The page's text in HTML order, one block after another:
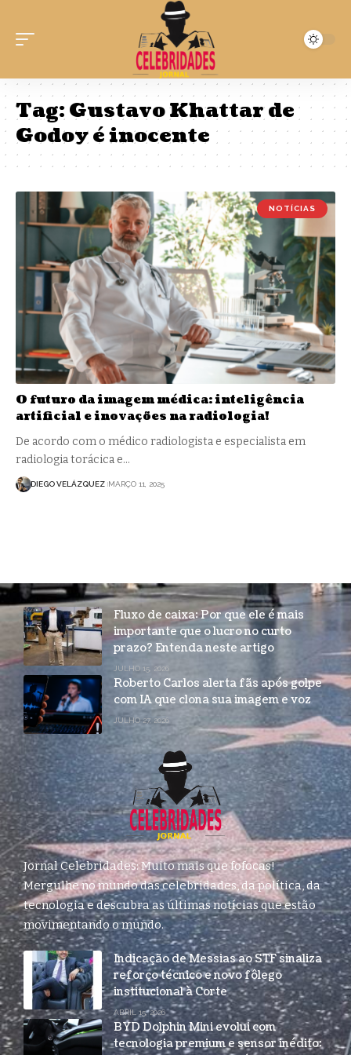
Tag:Gustavo Khattar de
Godoy é inocente
NOTÍCIAS
O futuro da imagem médica: inteligência
artificial e inovações na radiologia!
De acordo com o médico radiologista e especialista em
radiologia torácica e…
DIEGO VELÁZQUEZ MARÇO 11, 2025
Fluxo de caixa: Por que ele é mais
importante que o lucro no curto
prazo? Entenda neste artigo
JULHO 15, 2026
Roberto Carlos alerta fãs após golpe
com IA que clona sua imagem e voz
JULHO 27, 2026
Jornal Celebridades: Muito mais que fofocas!
Mergulhe no mundo das celebridades, da política, da
tecnologia e descubra as últimas notícias que estão
movimentando o mundo.
Indicação de Messias ao STF sinaliza
reforço técnico e novo fôlego
institucional à Corte
ABRIL 15, 2026
BYD Dolphin Mini evolui com
tecnologia premium e sensor inédito: